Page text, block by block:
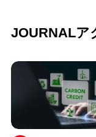
JOURNALア